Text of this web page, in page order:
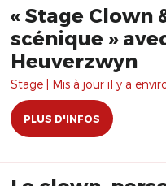
« Stage Clown
scénique »
Heuverzwyn
Stage | Mis à jour il y a
PLUS D'INFOS